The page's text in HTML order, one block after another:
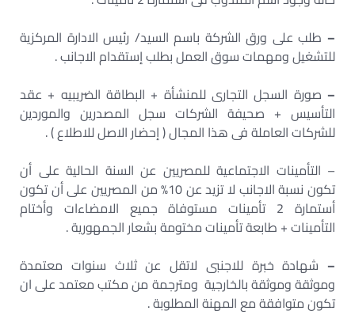
– طلب على ورق الشركة باسم السيد/ رئيس الادارة المركزية
للتشغيل ومهمات سوق العمل بطلب إستقدام الاجانب .
– صورة السجل التجارى للمنشأة + البطاقة الضريبيه + عقد
التأسيس + صحيفة الشركات سجل المصدرين والموردين
للشركات العاملة فى هذا المجال ( إحضار الاصل للاطلاع ) .
– التأمينات الاجتماعية للمصريين عن السنة الحالية على أن
تكون نسبة الاجانب لا تزيد عن 10% من المصريين على أن تكون
أستمارة 2 تأمينات مستوفاة جميع الامضاءات وأختام
التأمينات + طابعة تأمينات مختومة بشعار الجمهورية .
– شهادة خبرة للاجنبى لاتقل عن ثلاث سنوات معتمدة
وموثقة وموثقة بالخارجية ومترجمة من مكتب معتمد على ان
تكون متوافقة مع المهنة المطلوبة .